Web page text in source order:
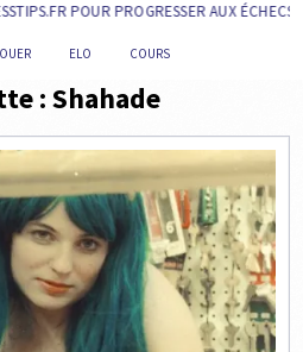
POUR PROGRESSER AUX ÉCHECS !
ELO COURS
:Shahade